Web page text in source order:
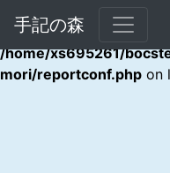
Warning: Undefined
/home/xs695261/
mori/reportconf.php on
手記の森